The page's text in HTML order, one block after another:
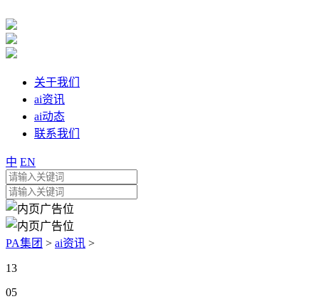
关于我们
ai资讯
ai动态
联系我们
中 EN
PA集团 > ai资讯 >
13
05